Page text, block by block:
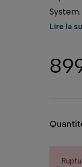
System.
Lire la